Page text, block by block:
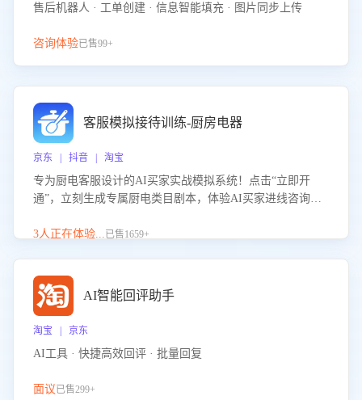
售后机器人 · 工单创建 · 信息智能填充 · 图片同步上传
咨询体验已售99+
客服模拟接待训练-厨房电器
京东 | 抖音 | 淘宝
专为厨电客服设计的AI买家实战模拟系统！点击“立即开
通”，立刻生成专属厨电类目剧本，体验AI买家进线咨询真
实场景应对技巧！
3人正在体验...已售1659+
AI智能回评助手
淘宝 | 京东
AI工具 · 快捷高效回评 · 批量回复
面议已售299+